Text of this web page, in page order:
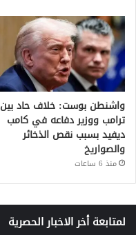
واشنطن بوست: خلاف حاد بين
ترامب ووزير دفاعه في كامب
ديفيد بسبب نقص الذخائر
والصواريخ
منذ 6 ساعات
لمتابعة أخر الاخبار الحصرية